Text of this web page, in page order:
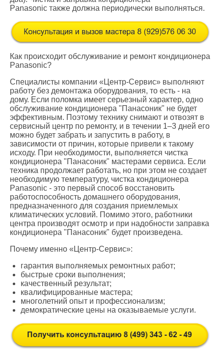
Panasonic также должна периодически выполняться.
Как происходит обслуживание и ремонт кондиционера
Panasonic?
Специалисты компании «Центр-Сервис» выполняют
работу без демонтажа оборудования, то есть - на
дому. Если поломка имеет серьезный характер, одно
обслуживание кондиционера "Панасоник" не будет
эффективным. Поэтому технику снимают и отвозят в
сервисный центр по ремонту, и в течении 1–3 дней его
можно будет забрать и запустить в работу, в
зависимости от причин, которые привели к такому
исходу. При необходимости, выполняется чистка
кондиционера "Панасоник" мастерами сервиса. Если
техника продолжает работать, но при этом не создает
необходимую температуру, чистка кондиционера
Panasonic - это первый способ восстановить
работоспособность домашнего оборудования,
предназначенного для создания приемлемых
климатических условий. Помимо этого, работники
центра производят осмотр и при надобности заправка
кондиционера "Панасоник" будет произведена.
Почему именно «Центр-Сервис»:
гарантия выполняемых ремонтных работ;
быстрые сроки выполнения;
качественный результат;
квалифицированные мастера;
многолетний опыт и профессионализм;
демократические цены на оказываемые услуги.